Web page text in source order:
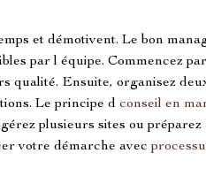
et démotivent. Le bon
par l équipe. Commencez
qualité. Ensuite, organisez
Le principe d conseil en
plusieurs sites ou
votre démarche avec